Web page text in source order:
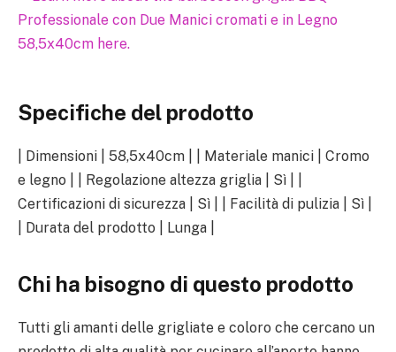
Specifiche del prodotto
| Dimensioni | 58,5x40cm | | Materiale manici | Cromo
e legno | | Regolazione altezza griglia | Sì | |
Certificazioni di sicurezza | Sì | | Facilità di pulizia | Sì |
| Durata del prodotto | Lunga |
Chi ha bisogno di questo prodotto
Tutti gli amanti delle grigliate e coloro che cercano un